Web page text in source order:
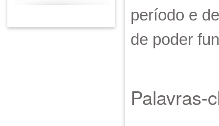
período e
de poder
Palavras-